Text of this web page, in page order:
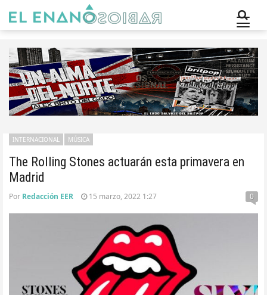
The Rolling Stones actuarán esta primavera en
Madrid
INTERNACIONAL MÚSICA
Por Redacción EER 15 marzo, 2022 1:27 0